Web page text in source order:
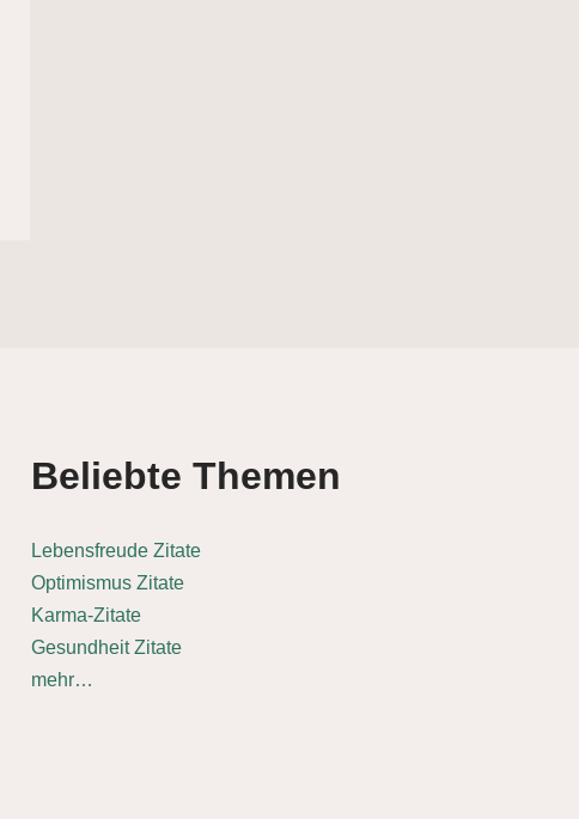
Beliebte Themen
Lebensfreude Zitate
Optimismus Zitate
Karma-Zitate
Gesundheit Zitate
mehr…